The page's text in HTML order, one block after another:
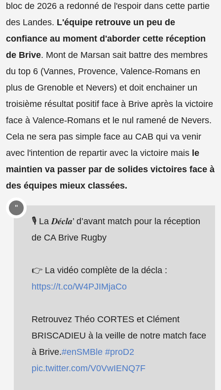
bloc de 2026 a redonné de l'espoir dans cette partie
des Landes. L'équipe retrouve un peu de
confiance au moment d'aborder cette réception
de Brive. Mont de Marsan sait battre des membres
du top 6 (Vannes, Provence, Valence-Romans en
plus de Grenoble et Nevers) et doit enchainer un
troisième résultat positif face à Brive après la victoire
face à Valence-Romans et le nul ramené de Nevers.
Cela ne sera pas simple face au CAB qui va venir
avec l'intention de repartir avec la victoire mais le
maintien va passer par de solides victoires face à
des équipes mieux classées.
🎙 La 𝑫𝒆́𝒄𝒍𝒂’ d’avant match pour la réception
de CA Brive Rugby
👉 La vidéo complète de la décla :
https://t.co/W4PJIMjaCo
Retrouvez Théo CORTES et Clément
BRISCADIEU à la veille de notre match face
à Brive.#enSMBle #proD2
pic.twitter.com/V0VwIENQ7F